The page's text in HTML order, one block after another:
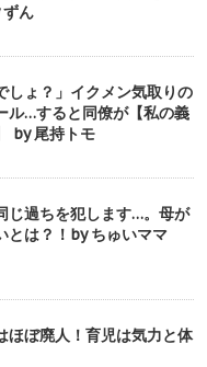
ん
しょ？」イクメン気取りの
ル…すると同僚が【私の義
by 尾持トモ
じ過ちを犯します…。母が
とは？！by ちゅいママ
ほぼ廃人！育児は気力と体